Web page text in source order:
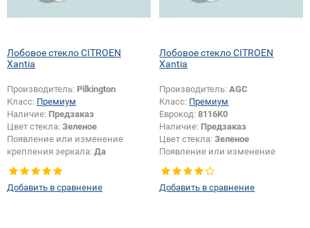
Лобовое стекло CITROEN
Xantia
Производитель: Pilkington
Класс: Премиум
Наличие: Предзаказ
Цвет стекла: Зеленое
Появление или изменение
крепления зеркала: Да
Добавить в сравнение
Лобовое стекло CITROEN
Xantia
Производитель:AGC
Класс: Премиум
Еврокод:8116K0
Наличие: Предзаказ
Цвет стекла:Зеленое
Появление или изменение
крепления зеркала:
Добавить в сравнение